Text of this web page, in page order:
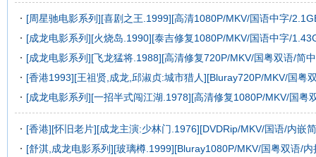
[周星驰电影系列][喜剧之王.1999][高清1080P/MKV/国语中字/
[成龙电影系列][火烧岛.1990][泰吉修复1080P/MKV/国语中字/
[成龙电影系列][飞龙猛将.1988][高清修复720P/MKV/国粤双语/简
[香港1993][王祖贤,成龙,邱淑贞:城市猎人][Bluray720P/MKV/国粤
[成龙电影系列][一招半式闯江湖.1978][高清修复1080P/MKV/国粤
[香港][怀旧老片][成龙主演:少林门.1976][DVDRip/MKV/国语/内嵌
[舒淇,成龙电影系列][玻璃樽.1999][Bluray1080P/MKV/国粤双语/